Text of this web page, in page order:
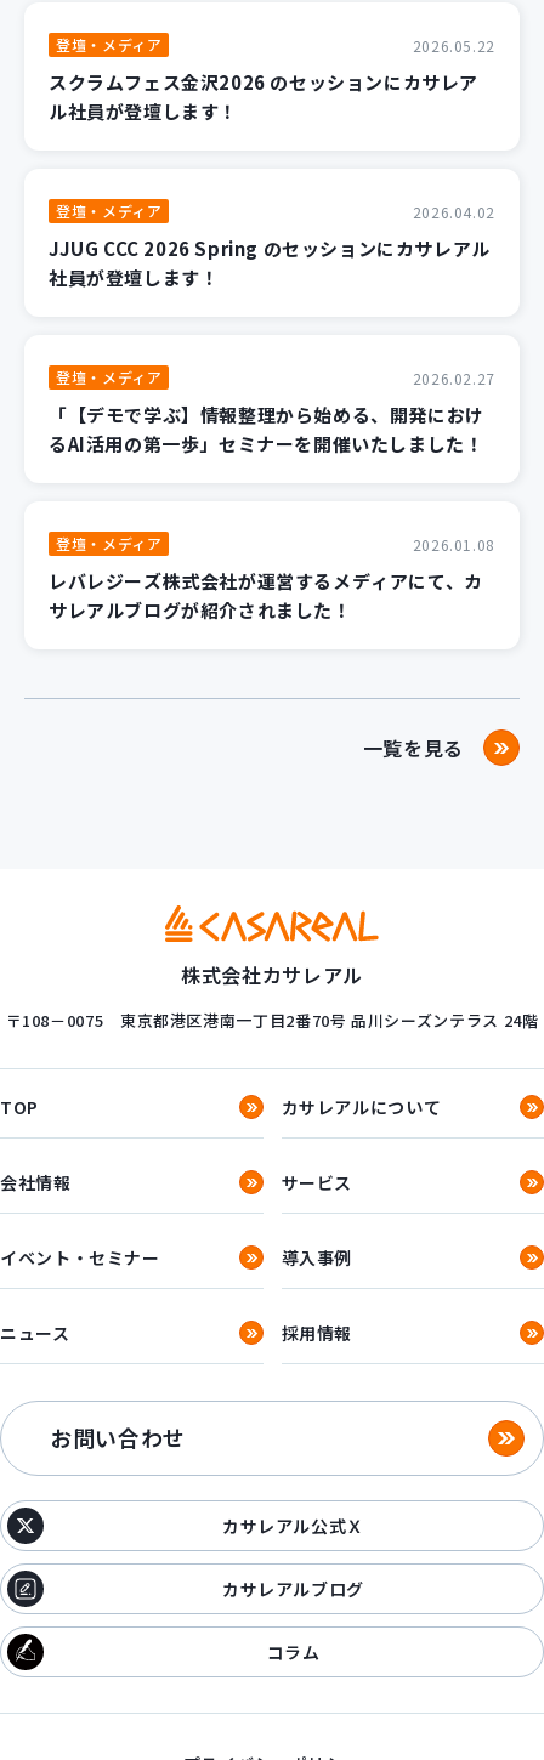
登壇・メディア 2026.05.22
スクラムフェス金沢2026 のセッションにカサレア
ル社員が登壇します！
登壇・メディア 2026.04.02
JJUG CCC 2026 Spring のセッションにカサレアル
社員が登壇します！
登壇・メディア 2026.02.27
「【デモで学ぶ】情報整理から始める、開発におけ
るAI活用の第一歩」セミナーを開催いたしました！
登壇・メディア 2026.01.08
レバレジーズ株式会社が運営するメディアにて、カ
サレアルブログが紹介されました！
一覧を見る
株式会社カサレアル
〒108－0075 東京都港区港南一丁目2番70号 品川シーズンテラス 24階
TOP カサレアルについて
会社情報 サービス
イベント・セミナー 導入事例
ニュース 採用情報
お問い合わせ
カサレアル公式Ｘ
カサレアルブログ
コラム